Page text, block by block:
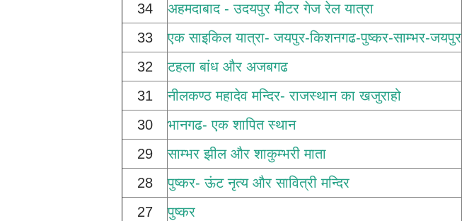
34
अहमदाबाद - उदयपुर मीटर गेज रेल यात्रा
33
एक साइकिल यात्रा- जयपुर-किशनगढ-पुष्कर-साम्भर-जयपुर
32
टहला बांध और अजबगढ
31
नीलकण्ठ महादेव मन्दिर- राजस्थान का खजुराहो
30
भानगढ- एक शापित स्थान
29
साम्भर झील और शाकुम्भरी माता
28
पुष्कर- ऊंट नृत्य और सावित्री मन्दिर
27
पुष्कर